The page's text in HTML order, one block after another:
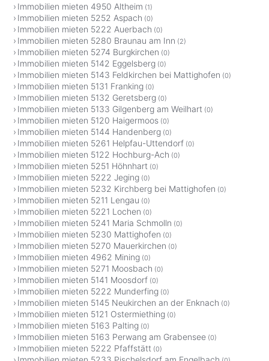
Immobilien mieten 4950 Altheim (1)
Immobilien mieten 5252 Aspach (0)
Immobilien mieten 5222 Auerbach (0)
Immobilien mieten 5280 Braunau am Inn (2)
Immobilien mieten 5274 Burgkirchen (0)
Immobilien mieten 5142 Eggelsberg (0)
Immobilien mieten 5143 Feldkirchen bei Mattighofen (0)
Immobilien mieten 5131 Franking (0)
Immobilien mieten 5132 Geretsberg (0)
Immobilien mieten 5133 Gilgenberg am Weilhart (0)
Immobilien mieten 5120 Haigermoos (0)
Immobilien mieten 5144 Handenberg (0)
Immobilien mieten 5261 Helpfau-Uttendorf (0)
Immobilien mieten 5122 Hochburg-Ach (0)
Immobilien mieten 5251 Höhnhart (0)
Immobilien mieten 5222 Jeging (0)
Immobilien mieten 5232 Kirchberg bei Mattighofen (0)
Immobilien mieten 5211 Lengau (0)
Immobilien mieten 5221 Lochen (0)
Immobilien mieten 5241 Maria Schmolln (0)
Immobilien mieten 5230 Mattighofen (0)
Immobilien mieten 5270 Mauerkirchen (0)
Immobilien mieten 4962 Mining (0)
Immobilien mieten 5271 Moosbach (0)
Immobilien mieten 5141 Moosdorf (0)
Immobilien mieten 5222 Munderfing (0)
Immobilien mieten 5145 Neukirchen an der Enknach (0)
Immobilien mieten 5121 Ostermiething (0)
Immobilien mieten 5163 Palting (0)
Immobilien mieten 5163 Perwang am Grabensee (0)
Immobilien mieten 5222 Pfaffstätt (0)